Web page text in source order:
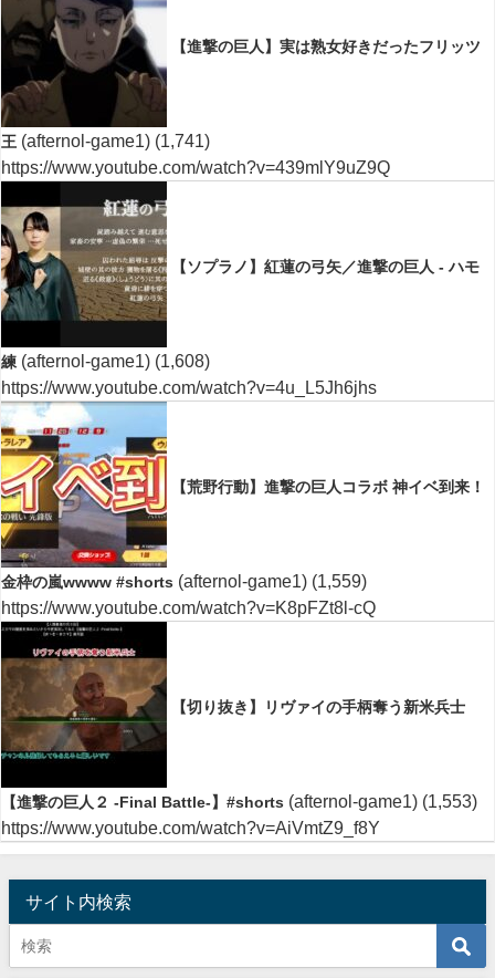
【進撃の巨人】実は熟女好きだったフリッツ
王 (afternol-game1) (1,741)
https://www.youtube.com/watch?v=439mlY9uZ9Q
【ソプラノ】紅蓮の弓矢／進撃の巨人 - ハモ
練 (afternol-game1) (1,608)
https://www.youtube.com/watch?v=4u_L5Jh6jhs
【荒野行動】進撃の巨人コラボ 神イベ到来！
金枠の嵐wwww #shorts (afternol-game1) (1,559)
https://www.youtube.com/watch?v=K8pFZt8l-cQ
【切り抜き】リヴァイの手柄奪う新米兵士
【進撃の巨人２ -Final Battle-】#shorts (afternol-game1) (1,553)
https://www.youtube.com/watch?v=AiVmtZ9_f8Y
サイト内検索